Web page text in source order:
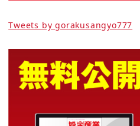
Tweets by gorakusangyo777